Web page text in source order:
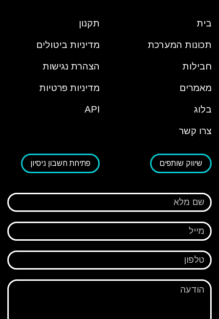
בית
תכונות המערכת
חבילות
מאמרים
בלוג
צרו קשר
תקנון
מדיניות ביטולים
הצהרת נגישות
מדיניות פרטיות
API
פתיחת חשבון ניסיון שיווק שותפים
שם מלא
מייל
טלפון
הודעה